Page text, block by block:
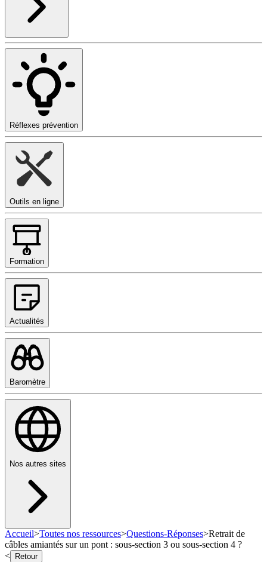
Réflexes prévention
Outils en ligne
Formation
Actualités
Baromètre
Nos autres sites
Accueil>Toutes nos ressources>Questions-Réponses>Retrait de
câbles amiantés sur un pont : sous-section 3 ou sous-section 4 ?
<
Retour